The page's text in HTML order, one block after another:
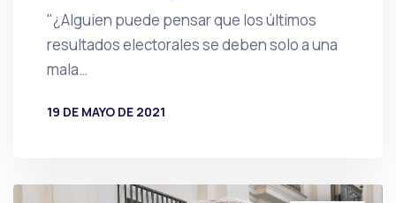
"¿Alguien puede pensar que los últimos
resultados electorales se deben solo a una
mala…
19 DE MAYO DE 2021